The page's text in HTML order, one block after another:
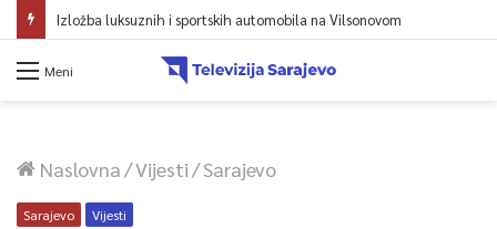
Izložba luksuznih i sportskih automobila na Vilsonovom
Meni
Naslovna/Vijesti/Sarajevo
Sarajevo Vijesti